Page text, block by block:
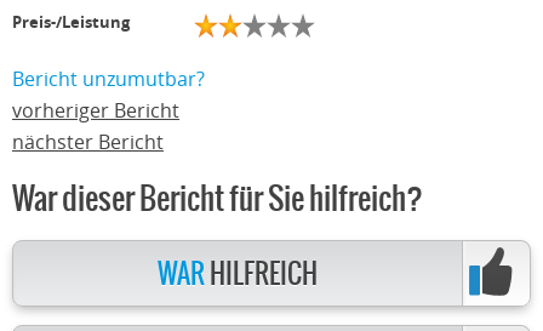
Preis-/Leistung
Bericht unzumutbar?
vorheriger Bericht
nächster Bericht
War dieser Bericht für Sie hilfreich?
WAR HILFREICH